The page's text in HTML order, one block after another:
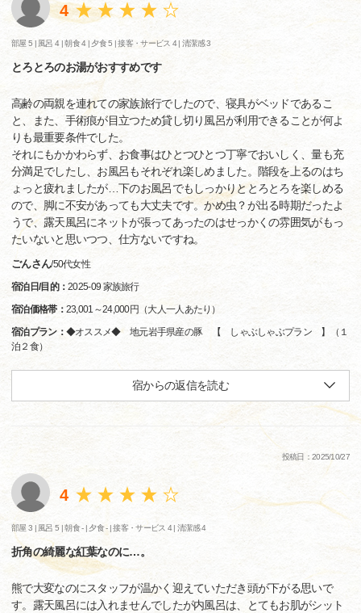
4
部屋 5 | 風呂 4 |朝食 4 | 夕食 5 |接客・サービス 4 |清潔感 3
とろとろのお湯がおすすめです
高齢の両親を連れての家族旅行でしたので、寝具がベッドであるこ
と、また、手術痕が目立つため貸し切り風呂が利用できることが何よ
りも最重要条件でした。
それにもかかわらず、お食事はひとつひとつ丁寧でおいしく、量も充
分満足でしたし、お風呂もそれぞれ楽しめました。階段を上るのはち
ょっと疲れましたが…下のお風呂でもしっかりととろとろを楽しめる
ので、脚に不安があっても大丈夫です。かめ虫？が出る時期だったよ
うで、露天風呂にネットが張ってあったのはせっかくの雰囲気がもっ
たいないと思いつつ、仕方ないですね。
ごんさん/50代女性
宿泊日/目的：2025-09 家族旅行
宿泊価格帯： 23,001～24,000円（大人一人あたり）
宿泊プラン： ◆オススメ◆ 地元岩手県産の豚 【 しゃぶしゃぶプラン 】（１
泊２食）
宿からの返信を読む
投稿日：2025/10/27
4
部屋 3 | 風呂 5 |朝食 - | 夕食 - |接客・サービス 4 |清潔感 4
折角の綺麗な紅葉なのに…。
熊で大変なのにスタッフが温かく迎えていただき頭が下がる思いで
す。露天風呂には入れませんでしたが内風呂は、とてもお肌がシット